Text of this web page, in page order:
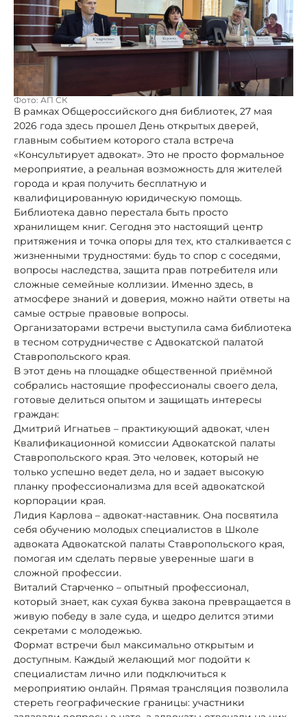
Фото: АП СК
В рамках Общероссийского дня библиотек, 27 мая
2026 года здесь прошел День открытых дверей,
главным событием которого стала встреча
«Консультирует адвокат». Это не просто формальное
мероприятие, а реальная возможность для жителей
города и края получить бесплатную и
квалифицированную юридическую помощь.
Библиотека давно перестала быть просто
хранилищем книг. Сегодня это настоящий центр
притяжения и точка опоры для тех, кто сталкивается с
жизненными трудностями: будь то спор с соседями,
вопросы наследства, защита прав потребителя или
сложные семейные коллизии. Именно здесь, в
атмосфере знаний и доверия, можно найти ответы на
самые острые правовые вопросы.
Организаторами встречи выступила сама библиотека
в тесном сотрудничестве с Адвокатской палатой
Ставропольского края.
В этот день на площадке общественной приёмной
собрались настоящие профессионалы своего дела,
готовые делиться опытом и защищать интересы
граждан:
Дмитрий Игнатьев – практикующий адвокат, член
Квалификационной комиссии Адвокатской палаты
Ставропольского края. Это человек, который не
только успешно ведет дела, но и задает высокую
планку профессионализма для всей адвокатской
корпорации края.
Лидия Карлова – адвокат-наставник. Она посвятила
себя обучению молодых специалистов в Школе
адвоката Адвокатской палаты Ставропольского края,
помогая им сделать первые уверенные шаги в
сложной профессии.
Виталий Старченко – опытный профессионал,
который знает, как сухая буква закона превращается в
живую победу в зале суда, и щедро делится этими
секретами с молодежью.
Формат встречи был максимально открытым и
доступным. Каждый желающий мог подойти к
специалистам лично или подключиться к
мероприятию онлайн. Прямая трансляция позволила
стереть географические границы: участники